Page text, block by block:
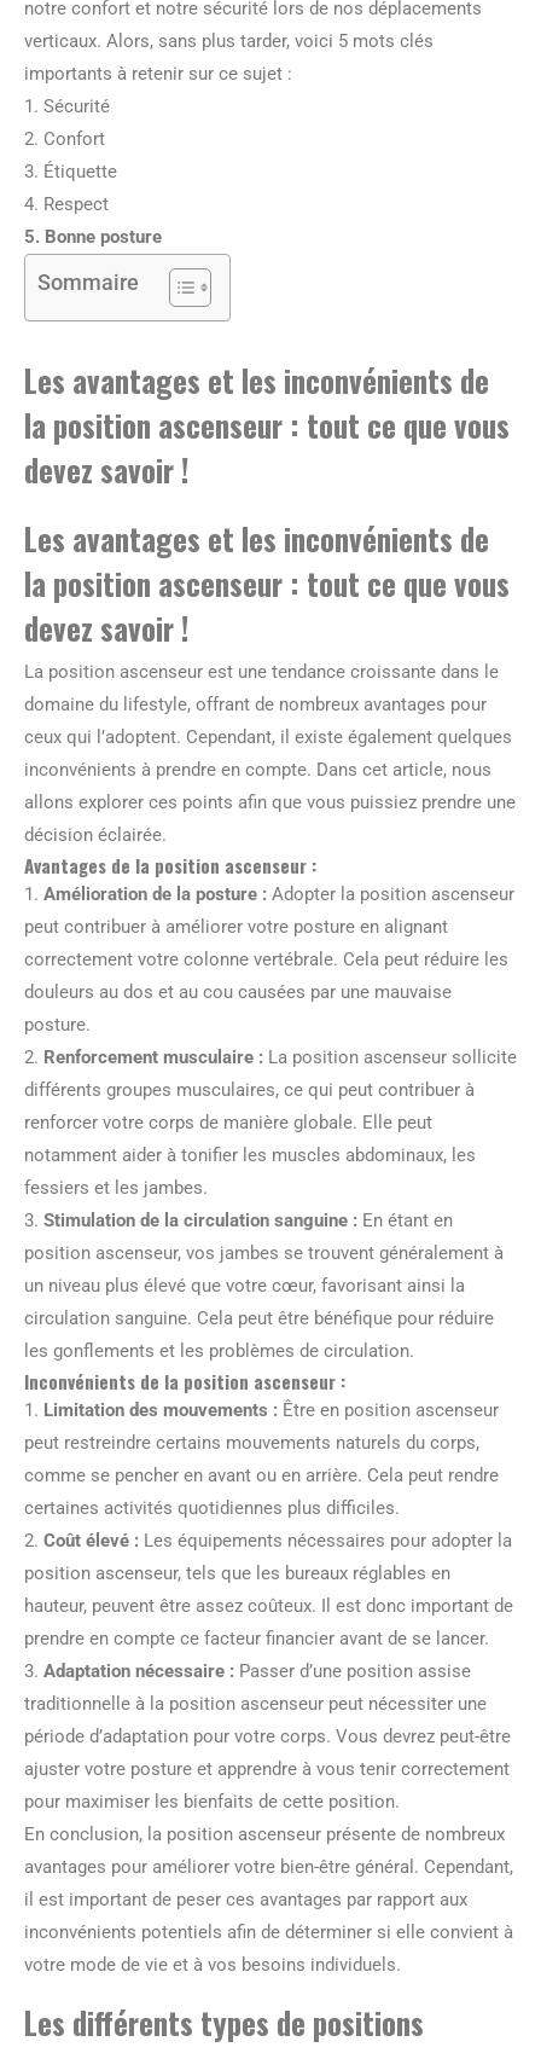
notre confort et notre sécurité lors de nos déplacements
verticaux. Alors, sans plus tarder, voici 5 mots clés
importants à retenir sur ce sujet :
1. Sécurité
2. Confort
3. Étiquette
4. Respect
5. Bonne posture
Sommaire
Les avantages et les inconvénients de
la position ascenseur : tout ce que vous
devez savoir !
Les avantages et les inconvénients de
la position ascenseur : tout ce que vous
devez savoir !
La position ascenseur est une tendance croissante dans le
domaine du lifestyle, offrant de nombreux avantages pour
ceux qui l’adoptent. Cependant, il existe également quelques
inconvénients à prendre en compte. Dans cet article, nous
allons explorer ces points afin que vous puissiez prendre une
décision éclairée.
Avantages de la position ascenseur :
1. Amélioration de la posture : Adopter la position ascenseur
peut contribuer à améliorer votre posture en alignant
correctement votre colonne vertébrale. Cela peut réduire les
douleurs au dos et au cou causées par une mauvaise
posture.
2. Renforcement musculaire : La position ascenseur sollicite
différents groupes musculaires, ce qui peut contribuer à
renforcer votre corps de manière globale. Elle peut
notamment aider à tonifier les muscles abdominaux, les
fessiers et les jambes.
3. Stimulation de la circulation sanguine : En étant en
position ascenseur, vos jambes se trouvent généralement à
un niveau plus élevé que votre cœur, favorisant ainsi la
circulation sanguine. Cela peut être bénéfique pour réduire
les gonflements et les problèmes de circulation.
Inconvénients de la position ascenseur :
1. Limitation des mouvements : Être en position ascenseur
peut restreindre certains mouvements naturels du corps,
comme se pencher en avant ou en arrière. Cela peut rendre
certaines activités quotidiennes plus difficiles.
2. Coût élevé : Les équipements nécessaires pour adopter la
position ascenseur, tels que les bureaux réglables en
hauteur, peuvent être assez coûteux. Il est donc important de
prendre en compte ce facteur financier avant de se lancer.
3. Adaptation nécessaire : Passer d’une position assise
traditionnelle à la position ascenseur peut nécessiter une
période d’adaptation pour votre corps. Vous devrez peut-être
ajuster votre posture et apprendre à vous tenir correctement
pour maximiser les bienfaits de cette position.
En conclusion, la position ascenseur présente de nombreux
avantages pour améliorer votre bien-être général. Cependant,
il est important de peser ces avantages par rapport aux
inconvénients potentiels afin de déterminer si elle convient à
votre mode de vie et à vos besoins individuels.
Les différents types de positions